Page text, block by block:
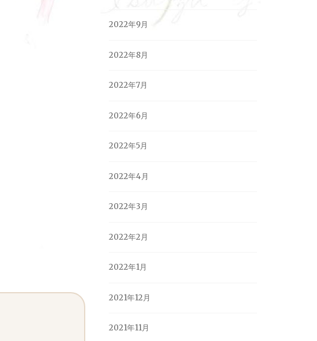
2022年9月
2022年8月
2022年7月
2022年6月
2022年5月
2022年4月
2022年3月
2022年2月
2022年1月
2021年12月
2021年11月